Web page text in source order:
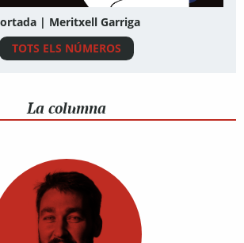
| Meritxell Garriga
TOTS ELS NÚMEROS
La columna